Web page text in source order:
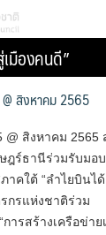
ติ
มืองคนดี”
สิงหาคม 2565
@ สิงหาคม 2565
ฎร์ธานีร่วมรับมอบ
าคใต้ “ลำไยบินไ
กรแห่งชาติร่วม
ารสร้างเครือข่า